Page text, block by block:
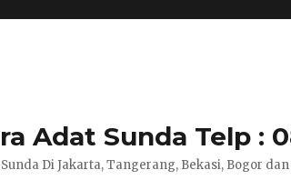
Adat Sunda Telp :
Di Jakarta, Tangerang, Bekasi, Bogor